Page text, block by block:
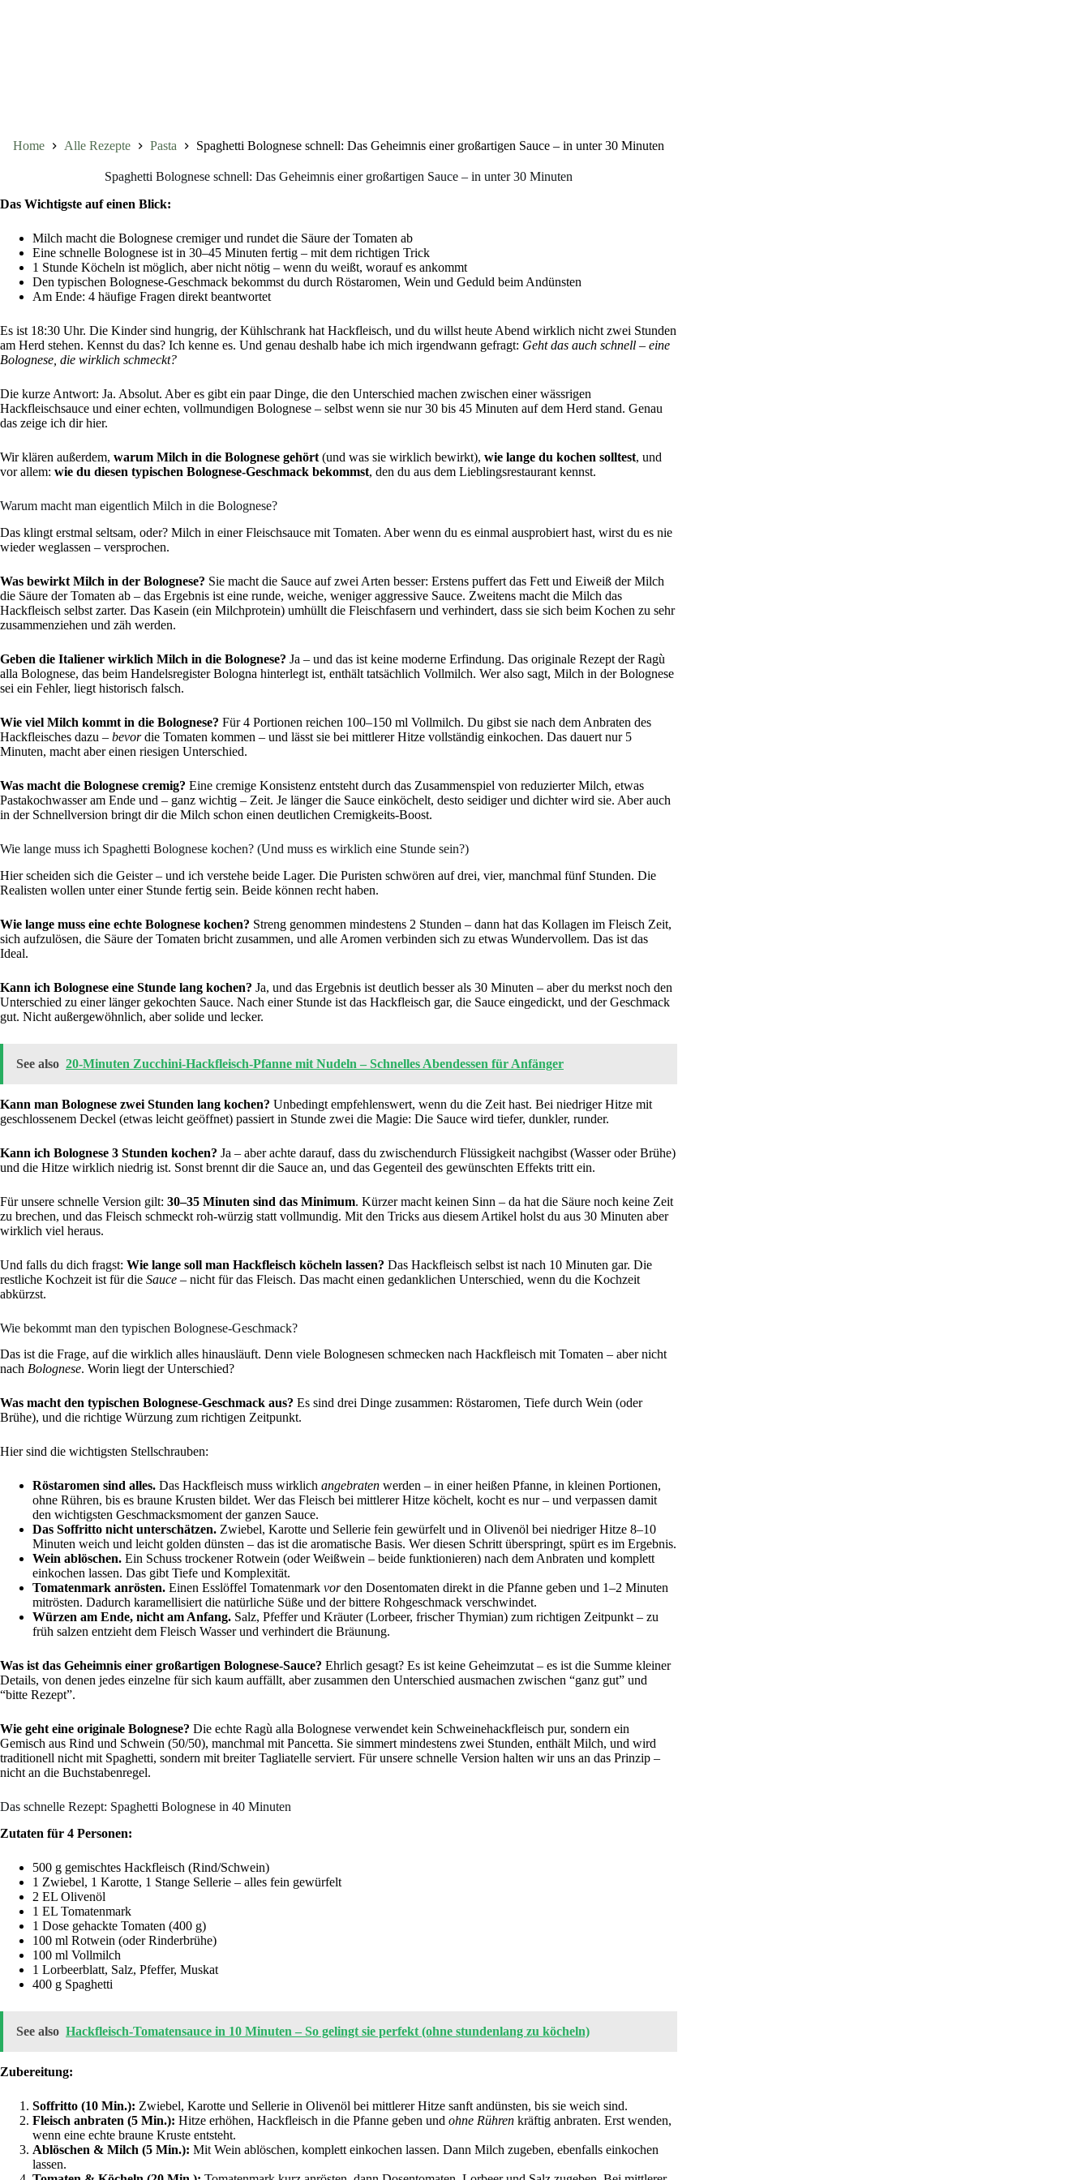
Home Alle Rezepte Pasta Spaghetti Bolognese schnell: Das Geheimnis einer großartigen Sauce – in unter 30 Minuten
Spaghetti Bolognese schnell: Das Geheimnis einer großartigen Sauce – in unter 30 Minuten
Das Wichtigste auf einen Blick:
Milch macht die Bolognese cremiger und rundet die Säure der Tomaten ab
Eine schnelle Bolognese ist in 30–45 Minuten fertig – mit dem richtigen Trick
1 Stunde Köcheln ist möglich, aber nicht nötig – wenn du weißt, worauf es ankommt
Den typischen Bolognese-Geschmack bekommst du durch Röstaromen, Wein und Geduld beim Andünsten
Am Ende: 4 häufige Fragen direkt beantwortet
Es ist 18:30 Uhr. Die Kinder sind hungrig, der Kühlschrank hat Hackfleisch, und du willst heute Abend wirklich nicht zwei Stunden
am Herd stehen. Kennst du das? Ich kenne es. Und genau deshalb habe ich mich irgendwann gefragt: Geht das auch schnell – eine
Bolognese, die wirklich schmeckt?
Die kurze Antwort: Ja. Absolut. Aber es gibt ein paar Dinge, die den Unterschied machen zwischen einer wässrigen
Hackfleischsauce und einer echten, vollmundigen Bolognese – selbst wenn sie nur 30 bis 45 Minuten auf dem Herd stand. Genau
das zeige ich dir hier.
Wir klären außerdem, warum Milch in die Bolognese gehört (und was sie wirklich bewirkt), wie lange du kochen solltest, und
vor allem: wie du diesen typischen Bolognese-Geschmack bekommst, den du aus dem Lieblingsrestaurant kennst.
Warum macht man eigentlich Milch in die Bolognese?
Das klingt erstmal seltsam, oder? Milch in einer Fleischsauce mit Tomaten. Aber wenn du es einmal ausprobiert hast, wirst du es nie
wieder weglassen – versprochen.
Was bewirkt Milch in der Bolognese? Sie macht die Sauce auf zwei Arten besser: Erstens puffert das Fett und Eiweiß der Milch
die Säure der Tomaten ab – das Ergebnis ist eine runde, weiche, weniger aggressive Sauce. Zweitens macht die Milch das
Hackfleisch selbst zarter. Das Kasein (ein Milchprotein) umhüllt die Fleischfasern und verhindert, dass sie sich beim Kochen zu sehr
zusammenziehen und zäh werden.
Geben die Italiener wirklich Milch in die Bolognese? Ja – und das ist keine moderne Erfindung. Das originale Rezept der Ragù
alla Bolognese, das beim Handelsregister Bologna hinterlegt ist, enthält tatsächlich Vollmilch. Wer also sagt, Milch in der Bolognese
sei ein Fehler, liegt historisch falsch.
Wie viel Milch kommt in die Bolognese? Für 4 Portionen reichen 100–150 ml Vollmilch. Du gibst sie nach dem Anbraten des
Hackfleisches dazu – bevordie Tomaten kommen – und lässt sie bei mittlerer Hitze vollständig einkochen. Das dauert nur 5
Minuten, macht aber einen riesigen Unterschied.
Was macht die Bolognese cremig? Eine cremige Konsistenz entsteht durch das Zusammenspiel von reduzierter Milch, etwas
Pastakochwasser am Ende und – ganz wichtig – Zeit. Je länger die Sauce einköchelt, desto seidiger und dichter wird sie. Aber auch
in der Schnellversion bringt dir die Milch schon einen deutlichen Cremigkeits-Boost.
Wie lange muss ich Spaghetti Bolognese kochen? (Und muss es wirklich eine Stunde sein?)
Hier scheiden sich die Geister – und ich verstehe beide Lager. Die Puristen schwören auf drei, vier, manchmal fünf Stunden. Die
Realisten wollen unter einer Stunde fertig sein. Beide können recht haben.
Wie lange muss eine echte Bolognese kochen? Streng genommen mindestens 2 Stunden – dann hat das Kollagen im Fleisch Zeit,
sich aufzulösen, die Säure der Tomaten bricht zusammen, und alle Aromen verbinden sich zu etwas Wundervollem. Das ist das
Ideal.
Kann ich Bolognese eine Stunde lang kochen? Ja, und das Ergebnis ist deutlich besser als 30 Minuten – aber du merkst noch den
Unterschied zu einer länger gekochten Sauce. Nach einer Stunde ist das Hackfleisch gar, die Sauce eingedickt, und der Geschmack
gut. Nicht außergewöhnlich, aber solide und lecker.
See also 20‑Minuten Zucchini‑Hackfleisch‑Pfanne mit Nudeln – Schnelles Abendessen für Anfänger
Kann man Bolognese zwei Stunden lang kochen? Unbedingt empfehlenswert, wenn du die Zeit hast. Bei niedriger Hitze mit
geschlossenem Deckel (etwas leicht geöffnet) passiert in Stunde zwei die Magie: Die Sauce wird tiefer, dunkler, runder.
Kann ich Bolognese 3 Stunden kochen? Ja – aber achte darauf, dass du zwischendurch Flüssigkeit nachgibst (Wasser oder Brühe)
und die Hitze wirklich niedrig ist. Sonst brennt dir die Sauce an, und das Gegenteil des gewünschten Effekts tritt ein.
Für unsere schnelle Version gilt: 30–35 Minuten sind das Minimum. Kürzer macht keinen Sinn – da hat die Säure noch keine Zeit
zu brechen, und das Fleisch schmeckt roh-würzig statt vollmundig. Mit den Tricks aus diesem Artikel holst du aus 30 Minuten aber
wirklich viel heraus.
Und falls du dich fragst: Wie lange soll man Hackfleisch köcheln lassen? Das Hackfleisch selbst ist nach 10 Minuten gar. Die
restliche Kochzeit ist für die Sauce – nicht für das Fleisch. Das macht einen gedanklichen Unterschied, wenn du die Kochzeit
abkürzst.
Wie bekommt man den typischen Bolognese-Geschmack?
Das ist die Frage, auf die wirklich alles hinausläuft. Denn viele Bolognesen schmecken nach Hackfleisch mit Tomaten – aber nicht
nach Bolognese. Worin liegt der Unterschied?
Was macht den typischen Bolognese-Geschmack aus? Es sind drei Dinge zusammen: Röstaromen, Tiefe durch Wein (oder
Brühe), und die richtige Würzung zum richtigen Zeitpunkt.
Hier sind die wichtigsten Stellschrauben:
Röstaromen sind alles. Das Hackfleisch muss wirklich angebraten werden – in einer heißen Pfanne, in kleinen Portionen,
ohne Rühren, bis es braune Krusten bildet. Wer das Fleisch bei mittlerer Hitze köchelt, kocht es nur – und verpassen damit
den wichtigsten Geschmacksmoment der ganzen Sauce.
Das Soffritto nicht unterschätzen. Zwiebel, Karotte und Sellerie fein gewürfelt und in Olivenöl bei niedriger Hitze 8–10
Minuten weich und leicht golden dünsten – das ist die aromatische Basis. Wer diesen Schritt überspringt, spürt es im Ergebnis.
Wein ablöschen. Ein Schuss trockener Rotwein (oder Weißwein – beide funktionieren) nach dem Anbraten und komplett
einkochen lassen. Das gibt Tiefe und Komplexität.
Tomatenmark anrösten. Einen Esslöffel Tomatenmark vorden Dosentomaten direkt in die Pfanne geben und 1–2 Minuten
mitrösten. Dadurch karamellisiert die natürliche Süße und der bittere Rohgeschmack verschwindet.
Würzen am Ende, nicht am Anfang. Salz, Pfeffer und Kräuter (Lorbeer, frischer Thymian) zum richtigen Zeitpunkt – zu
früh salzen entzieht dem Fleisch Wasser und verhindert die Bräunung.
Was ist das Geheimnis einer großartigen Bolognese-Sauce? Ehrlich gesagt? Es ist keine Geheimzutat – es ist die Summe kleiner
Details, von denen jedes einzelne für sich kaum auffällt, aber zusammen den Unterschied ausmachen zwischen “ganz gut” und
“bitte Rezept”.
Wie geht eine originale Bolognese? Die echte Ragù alla Bolognese verwendet kein Schweinehackfleisch pur, sondern ein
Gemisch aus Rind und Schwein (50/50), manchmal mit Pancetta. Sie simmert mindestens zwei Stunden, enthält Milch, und wird
traditionell nicht mit Spaghetti, sondern mit breiter Tagliatelle serviert. Für unsere schnelle Version halten wir uns an das Prinzip –
nicht an die Buchstabenregel.
Das schnelle Rezept: Spaghetti Bolognese in 40 Minuten
Zutaten für 4 Personen:
500 g gemischtes Hackfleisch (Rind/Schwein)
1 Zwiebel, 1 Karotte, 1 Stange Sellerie – alles fein gewürfelt
2 EL Olivenöl
1 EL Tomatenmark
1 Dose gehackte Tomaten (400 g)
100 ml Rotwein (oder Rinderbrühe)
100 ml Vollmilch
1 Lorbeerblatt, Salz, Pfeffer, Muskat
400 g Spaghetti
See also Hackfleisch-Tomatensauce in 10 Minuten – So gelingt sie perfekt (ohne stundenlang zu köcheln)
Zubereitung:
Soffritto (10 Min.): Zwiebel, Karotte und Sellerie in Olivenöl bei mittlerer Hitze sanft andünsten, bis sie weich sind.
Fleisch anbraten (5 Min.): Hitze erhöhen, Hackfleisch in die Pfanne geben und ohne Rühren kräftig anbraten. Erst wenden,
wenn eine echte braune Kruste entsteht.
Ablöschen & Milch (5 Min.): Mit Wein ablöschen, komplett einkochen lassen. Dann Milch zugeben, ebenfalls einkochen
lassen.